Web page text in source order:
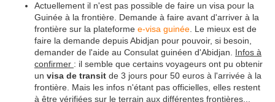
Actuellement il n'est pas possible de faire un visa pour la
Guinée à la frontière. Demande à faire avant d'arriver à la
frontière sur la plateforme e-visa guinée . Le mieux est de
faire la demande depuis Abidjan pour pouvoir, si besoin,
demander de l'aide au Consulat guinéen d'Abidjan. Infos à
confirmer : il semble que certains voyageurs ont pu obtenir
un visa de transit de 3 jours pour 50 euros à l'arrivée à la
frontière. Mais les infos n'étant pas officielles, elles restent
à être vérifiées sur le terrain aux différentes frontières...